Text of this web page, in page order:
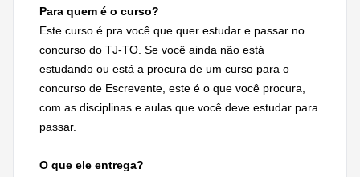
Para quem é o curso?
Este curso é pra você que quer estudar e passar no
concurso do TJ-TO. Se você ainda não está
estudando ou está a procura de um curso para o
concurso de Escrevente, este é o que você procura,
com as disciplinas e aulas que você deve estudar para
passar.
O que ele entrega?